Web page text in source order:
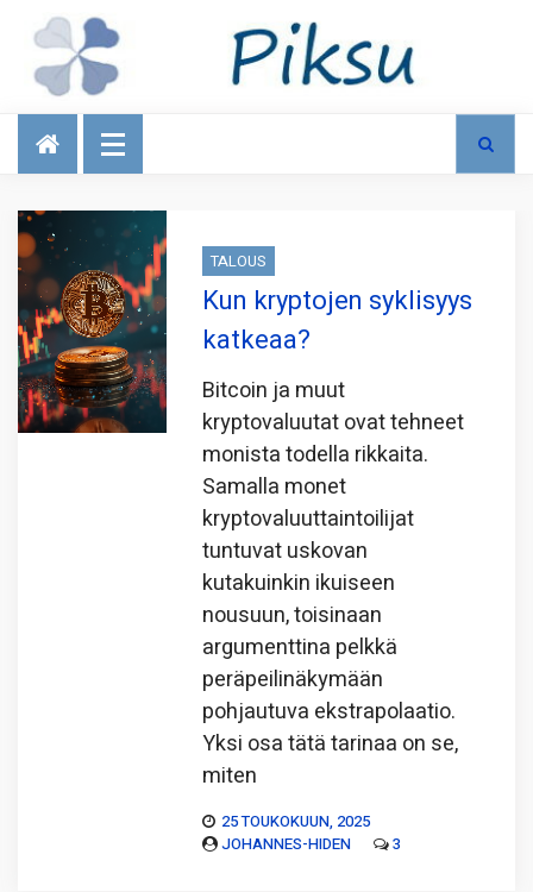
Talous
TALOUS
Kun kryptojen syklisyys
katkeaa?
Bitcoin ja muut
kryptovaluutat ovat tehneet
monista todella rikkaita.
Samalla monet
kryptovaluuttaintoilijat
tuntuvat uskovan
kutakuinkin ikuiseen
nousuun, toisinaan
argumenttina pelkkä
peräpeilinäkymään
pohjautuva ekstrapolaatio.
Yksi osa tätä tarinaa on se,
miten
25 TOUKOKUUN, 2025
JOHANNES-HIDEN
3